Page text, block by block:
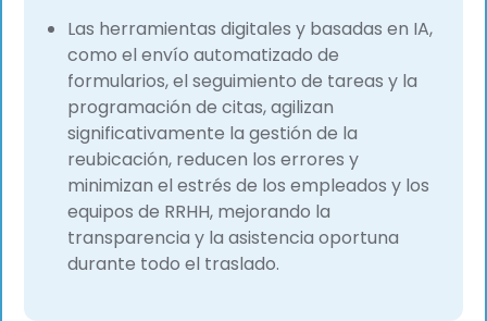
Las herramientas digitales y basadas en IA,
como el envío automatizado de
formularios, el seguimiento de tareas y la
programación de citas, agilizan
significativamente la gestión de la
reubicación, reducen los errores y
minimizan el estrés de los empleados y los
equipos de RRHH, mejorando la
transparencia y la asistencia oportuna
durante todo el traslado.